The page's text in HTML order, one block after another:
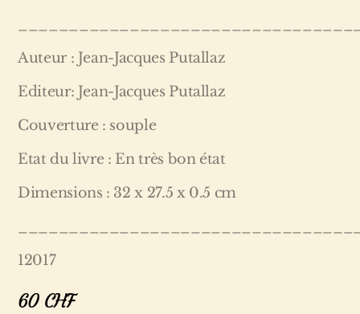
Auteur : Jean-Jacques Putallaz
Editeur: Jean-Jacques Putallaz
Couverture : souple
Etat du livre : En très bon état
Dimensions : 32 x 27.5 x 0.5 cm
12017
60CHF